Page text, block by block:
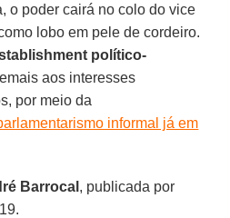
o poder cairá no colo do vice
lobo em pele de cordeiro.
político-
aos interesses
por meio da
informal já em
Barrocal , publicada por